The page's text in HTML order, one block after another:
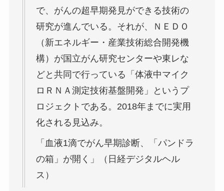
で、がんの超早期発見ができる技術の
研究が進んでいる。それが、ＮＥＤＯ
（新エネルギー・産業技術総合開発機
構）が国立がん研究センターや東レな
どと共同で行っている「体液中マイク
ロＲＮＡ測定技術基盤開発」というプ
ロジェクトである。2018年までに実用
化される見込み。
「血液1滴でがん早期診断、「パンドラ
の箱」が開く」（日経デジタルヘル
ス）